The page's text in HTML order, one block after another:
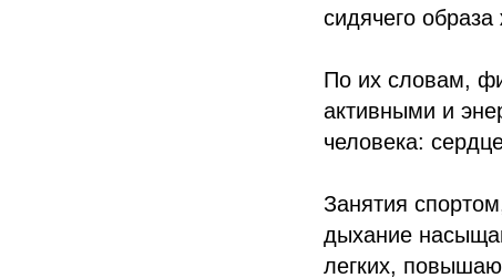
сидячего образа
По их словам,
активными и
человека:
Занятия
дыхание
легких,